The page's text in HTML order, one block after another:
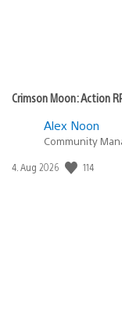
Crimson Moon: Action
Alex Noon
Community
Veröffentlichungsdatum:
4. Aug 2026 114